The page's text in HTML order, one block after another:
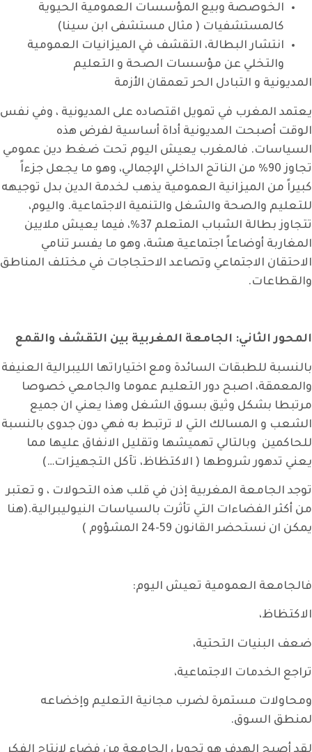
الخوصصة وبيع المؤسسات العمومية الحيوية
كالمستشفيات ( مثال مستشفى ابن سينا)
انتشار البطالة، التقشف في الميزانيات العمومية
والتخلي عن مؤسسات الصحة و التعليم
المديونية و التبادل الحر تعمقان الأزمة
يعتمد المغرب في تمويل اقتصاده على المديونية ، وفي نفس
الوقت أصبحت المديونية أداة أساسية لفرض هذه
السياسات. فالمغرب يعيش اليوم تحت ضغط دين عمومي
تجاوز 90% من الناتج الداخلي الإجمالي، وهو ما يجعل جزءاً
كبيراً من الميزانية العمومية يذهب لخدمة الدين بدل توجيهه
للتعليم والصحة والشغل والتنمية الاجتماعية. واليوم،
تتجاوز بطالة الشباب المتعلم 37%، فيما يعيش ملايين
المغاربة أوضاعاً اجتماعية هشة، وهو ما يفسر تنامي
الاحتقان الاجتماعي وتصاعد الاحتجاجات في مختلف المناطق
والقطاعات.
المحور الثاني: الجامعة المغربية بين التقشف والقمع
بالنسبة للطبقات السائدة ومع اختياراتها الليبرالية العنيفة
والمعمقة، اصبح دور التعليم عموما والجامعي خصوصا
مرتبطا بشكل وثيق بسوق الشغل وهذا يعني ان جميع
الشعب و المسالك التي لا ترتبط به فهي دون جدوى بالنسبة
للحاكمين وبالتالي تهميشها وتقليل الانفاق عليها مما
يعني تدهور شروطها ( الاكتظاظ، تآكل التجهيزات…)
توجد الجامعة المغربية إذن في قلب هذه التحولات ، و تعتبر
من أكثر الفضاءات التي تأثرت بالسياسات النيوليبرالية.(هنا
يمكن ان نستحضر القانون 59-24 المشؤوم )
فالجامعة العمومية تعيش اليوم:
الاكتظاظ،
ضعف البنيات التحتية،
تراجع الخدمات الاجتماعية،
ومحاولات مستمرة لضرب مجانية التعليم وإخضاعه
لمنطق السوق.